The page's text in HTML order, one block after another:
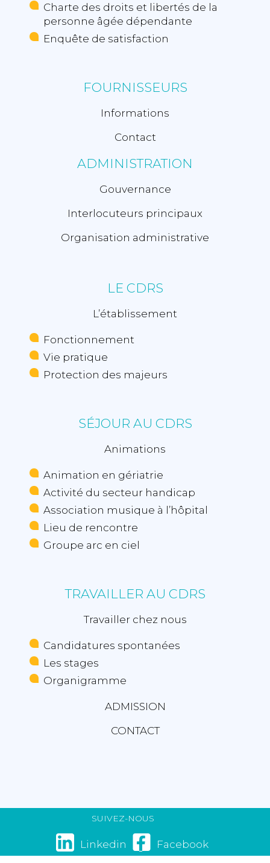
Charte des droits et libertés de la
personne âgée dépendante
Enquête de satisfaction
FOURNISSEURS
Informations
Contact
ADMINISTRATION
Gouvernance
Interlocuteurs principaux
Organisation administrative
LE CDRS
L’établissement
Fonctionnement
Vie pratique
Protection des majeurs
SÉJOUR AU CDRS
Animations
Animation en gériatrie
Activité du secteur handicap
Association musique à l’hôpital
Lieu de rencontre
Groupe arc en ciel
TRAVAILLER AU CDRS
Travailler chez nous
Candidatures spontanées
Les stages
Organigramme
ADMISSION
CONTACT
SUIVEZ-NOUS
Linkedin Facebook